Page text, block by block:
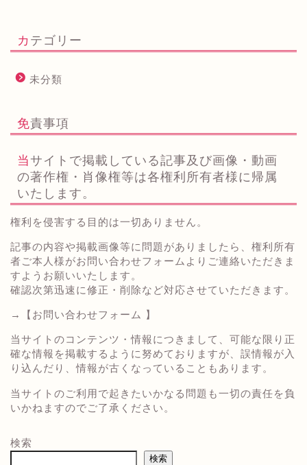
カテゴリー
未分類
免責事項
当サイトで掲載している記事及び画像・動画
の著作権・肖像権等は各権利所有者様に帰属
いたします。
権利を侵害する目的は一切ありません。
記事の内容や掲載画像等に問題がありましたら、権利所有
者ご本人様がお問い合わせフォームよりご連絡いただきま
すようお願いいたします。
確認次第迅速に修正・削除など対応させていただきます。
→ 【お問い合わせフォーム 】
当サイトのコンテンツ・情報につきまして、可能な限り正
確な情報を掲載するように努めておりますが、誤情報が入
り込んだり、情報が古くなっていることもあります。
当サイトのご利用で起きたいかなる問題も一切の責任を負
いかねますのでご了承ください。
検索
検索